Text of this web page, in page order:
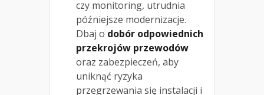
czy monitoring, utrudnia
późniejsze modernizacje.
Dbaj o dobór odpowiednich
przekrojów przewodów
oraz zabezpieczeń, aby
uniknąć ryzyka
przegrzewania się instalacji i